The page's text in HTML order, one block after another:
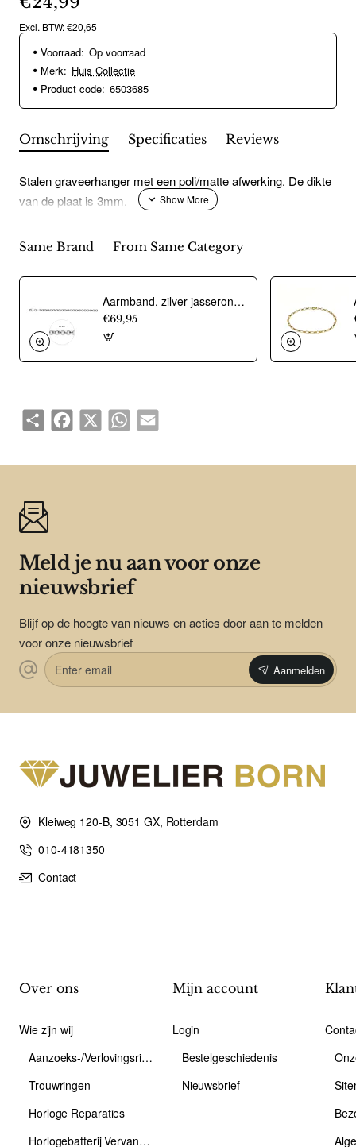
Excl. BTW: €20,65
Voorraad: Op voorraad
Merk: Huis Collectie
Product code: 6503685
Omschrijving Specificaties Reviews
Stalen graveerhanger met een poli/matte afwerking. De dikte
van de plaat is 3mm.
Same Brand From Same Category
Aarmband, zilver jasseron 4,5mm. (lengte 18cm.) - 10274
€69,95
ShareFacebook
X WhatsAppEmail
Meld je nu aan voor onze
nieuwsbrief
Blijf op de hoogte van nieuws en acties door aan te melden
voor onze nieuwsbrief
Enter
email
Aanmelden
Kleiweg 120-B, 3051 GX, Rotterdam
010-4181350
Contact
Over ons
Wie zijn wij
Aanzoeks-/Verlovingsring
Trouwringen
Horloge Reparaties
Horlogebatterij Vervangen
Mijn account
Login
Bestelgeschiedenis
Nieuwsbrief